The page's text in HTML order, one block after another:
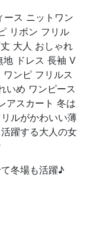
ース ニットワン
リボン フリル
大人 おしゃれ
地 ドレス 長袖 V
ンピ フリルス
いめ ワンピース
アスカート 冬は
ルがかわいい薄
躍する大人の女
冬場も活躍♪